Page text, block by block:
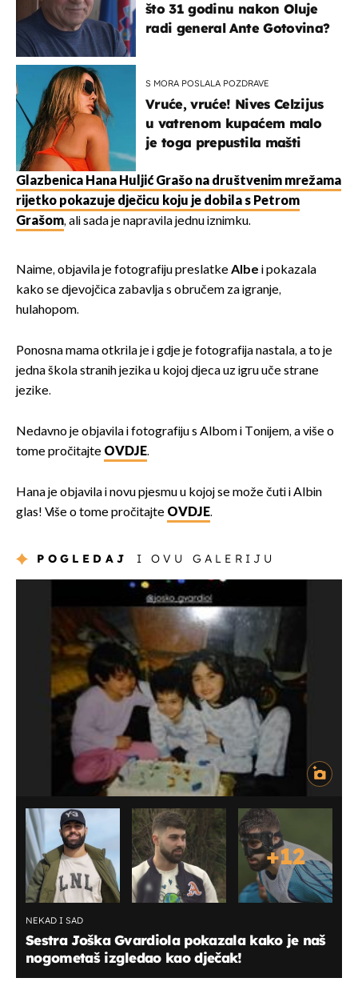
što 31 godinu nakon Oluje
radi general Ante Gotovina?
S MORA POSLALA POZDRAVE
Vruće, vruće! Nives Celzijus
u vatrenom kupaćem malo
je toga prepustila mašti
Glazbenica Hana Huljić Grašo na društvenim mrežama
rijetko pokazuje dječicu koju je dobila s Petrom
Grašom, ali sada je napravila jednu iznimku.
Naime, objavila je fotografiju preslatkeAlbe i pokazala
kako se djevojčica zabavlja s obručem za igranje,
hulahopom.
Ponosna mama otkrila je i gdje je fotografija nastala, a to je
jedna škola stranih jezika u kojoj djeca uz igru uče strane
jezike.
Nedavno je objavila i fotografiju s Albom i Tonijem, a više o
tome pročitajte OVDJE.
Hana je objavila i novu pjesmu u kojoj se može čuti i Albin
glas! Više o tome pročitajte OVDJE.
POGLEDAJ I OVU GALERIJU
+12
NEKAD I SAD
Sestra Joška Gvardiola pokazala kako je naš
nogometaš izgledao kao dječak!